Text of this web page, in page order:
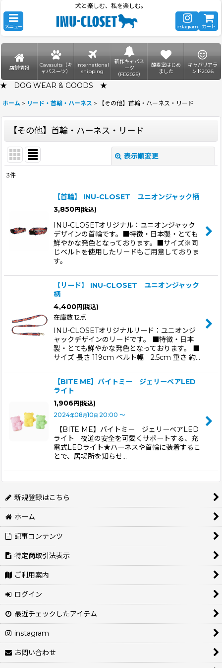
犬と楽しむ、私を楽しむ。
メニュー instagram カート
店舗情報
Cavasuits（キ
ャバスーツ）
International
shipping
新作キャバス
ーツ
（FD2025）
酸素室はじめ
ました
キャバリアラ
ンド2026
★ DOG WEAR & GOODS ★
ホーム > リード・首輪・ハーネス > 【その他】首輪・ハーネス・リード
【その他】首輪・ハーネス・リード
表示順変更
絞り込む
3件
【首輪】 INU-CLOSET ユニオンジャック柄
3,850円 (税込)
INU-CLOSETオリジナル：ユニオンジャック
デザインの首輪です。■特徴・日本製・とても
鮮やかな発色となっております。■サイズ※同
じベルトを使用したリードもご用意しておりま
す。
【リード】 INU-CLOSET ユニオンジャック
柄
4,400円 (税込)
在庫数 12点
INU-CLOSETオリジナルリード：ユニオンジ
ャックデザインのリードです。 ■特徴・日本
製・とても鮮やかな発色となっております。 ■
サイズ 長さ 119cm ベルト幅 2.5cm 重さ 約…
【BITE ME】バイトミー ジェリーベアLED
ライト
1,906 円 (税込)
2024年08月10日 20:00 ～
【BITE ME】バイトミー ジェリーベアLED
ライト 夜道の安全を可愛くサポートする、充
電式LEDライト★ハーネスや首輪に装着するこ
とで、居場所を知らせ…
新規登録はこちら
ホーム
記事コンテンツ
特定商取引法表示
ご利用案内
ログイン
最近チェックしたアイテム
instagram
お問い合わせ